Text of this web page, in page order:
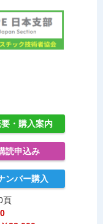
・購入案内
読申込み
ンバー購入
頁